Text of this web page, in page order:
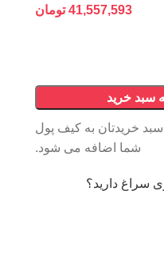
41,557,593 تومان
سبد خرید
از مبلغ سبد خریدتان به کیف پول
شما اضافه می شود.
سراغ دارید؟